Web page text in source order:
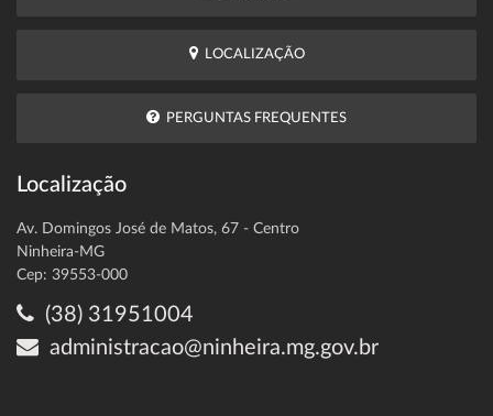
LOCALIZAÇÃO
PERGUNTAS FREQUENTES
Localização
Av. Domingos José de Matos, 67 - Centro
Ninheira-MG
Cep: 39553-000
(38) 31951004
administracao@ninheira.mg.gov.br